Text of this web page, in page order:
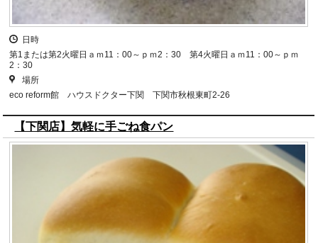
日時
第1または第2火曜日ａｍ11：00～ｐｍ2：30 第4火曜日ａｍ11：00～ｐｍ
2：30
場所
eco reform館 ハウスドクター下関 下関市秋根東町2-26
【下関店】気軽に手ごね食パン